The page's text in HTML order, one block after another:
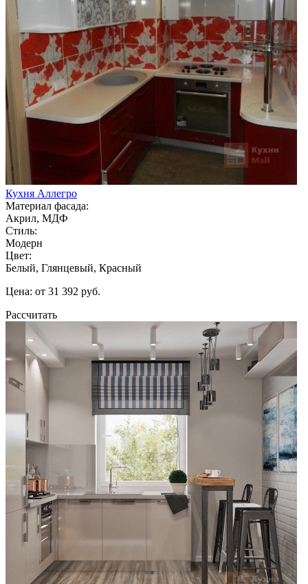
Кухня Аллегро
Материал фасада:
Акрил, МДФ
Стиль:
Модерн
Цвет:
Белый, Глянцевый, Красный
Цена: от 31 392 руб.
Рассчитать